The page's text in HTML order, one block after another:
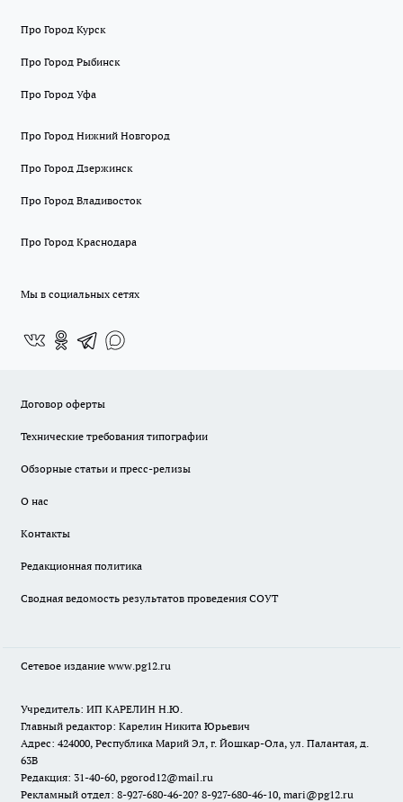
Про Город Курск
Про Город Рыбинск
Про Город Уфа
Про Город Нижний Новгород
Про Город Дзержинск
Про Город Владивосток
Про Город Краснодара
Мы в социальных сетях
Договор оферты
Технические требования типографии
Обзорные статьи и пресс-релизы
О нас
Контакты
Редакционная политика
Сводная ведомость результатов проведения СОУТ
Сетевое издание www.pg12.ru
Учредитель: ИП КАРЕЛИН Н.Ю.
Главный редактор: Карелин Никита Юрьевич
Адрес: 424000, Республика Марий Эл, г. Йошкар-Ола, ул. Палантая, д.
63В
Редакция: 31-40-60, pgorod12@mail.ru
Рекламный отдел: 8-927-680-46-20? 8-927-680-46-10, mari@pg12.ru